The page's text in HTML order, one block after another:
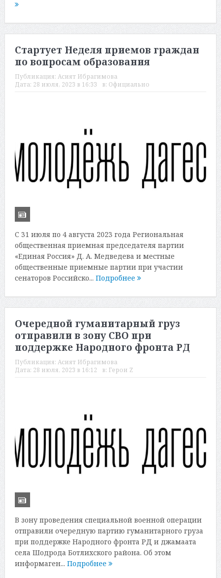
Стартует Неделя приемов граждан
по вопросам образования
Публикация: Асият Ибрагимова
Дата: 28 июля, 2023 в 16:33 в: Официально
С 31 июля по 4 августа 2023 года Региональная
общественная приемная председателя партии
«Единая Россия» Д. А. Медведева и местные
общественные приемные партии при участии
сенаторов Российско... Подробнее
Очередной гуманитарный груз
отправили в зону СВО при
поддержке Народного фронта РД
Публикация: Асият Ибрагимова
Дата: 28 июля, 2023 в 16:12 в: Герои Z
В зону проведения специальной военной операции
отправили очередную партию гуманитарного груза
при поддержке Народного фронта РД и джамаата
села Шодрода Ботлихского района. Об этом
информаген... Подробнее